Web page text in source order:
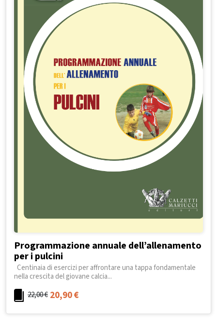
Programmazione annuale dell’allenamento
per i pulcini
Centinaia di esercizi per affrontare una tappa fondamentale
nella crescita del giovane calcia...
22,00€ 20,90€